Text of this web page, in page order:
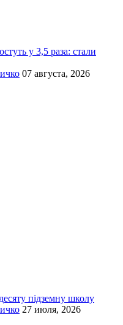
у 3,5 раза: стали
07 августа, 2026
підземну школу
27 июля, 2026